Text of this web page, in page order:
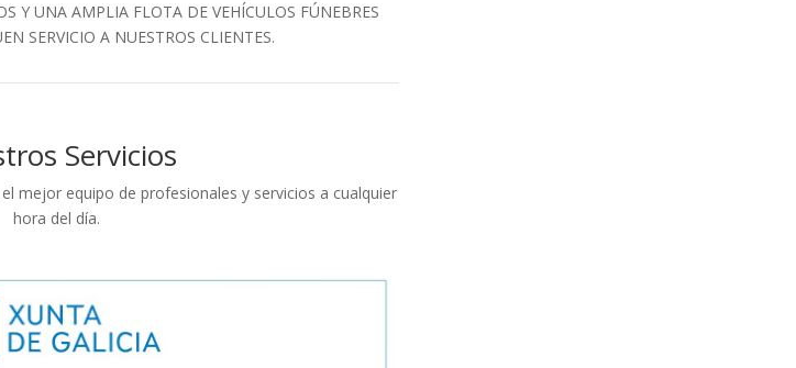
Y UNA AMPLIA FLOTA DE VEHÍCULOS FÚNEBRES
SERVICIO A NUESTROS CLIENTES.
Servicios
mejor equipo de profesionales y servicios a cualquier
hora del día.